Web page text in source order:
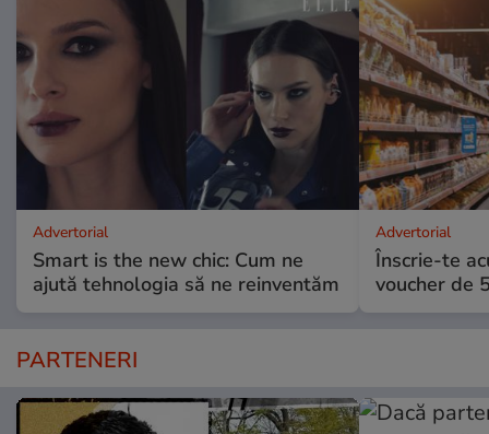
Advertorial
Smart is the new chic: Cum ne
ajută tehnologia să ne reinventăm
Advertorial
Înscrie-te
voucher de
PARTENERI